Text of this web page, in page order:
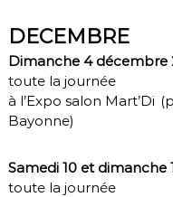
DECEMBRE
Dimanche 4 décembre
toute la journée
à l’Expo salon Mart’Di
Bayonne)
Samedi 10 et dimanche
toute la journée